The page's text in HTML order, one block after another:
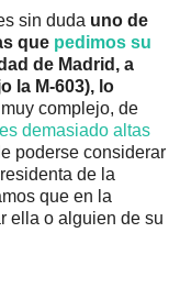
sin duda uno de
que pedimos su
de Madrid, a
la M-603), lo
complejo, de
demasiado altas
poderse considerar
de la
que en la
ella o alguien de su